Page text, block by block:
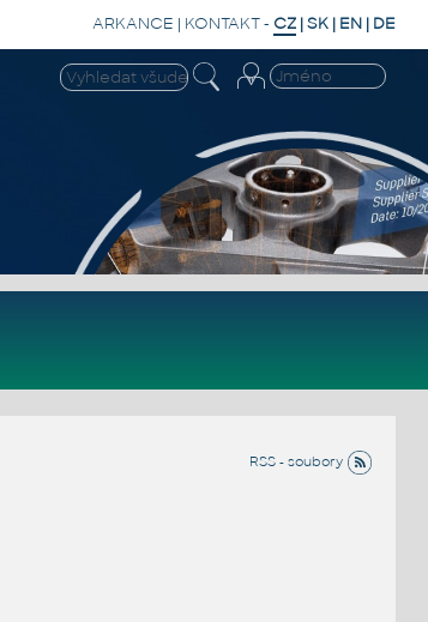
ARKANCE | KONTAKT- CZ |SK | EN | DE
RSS - soubory